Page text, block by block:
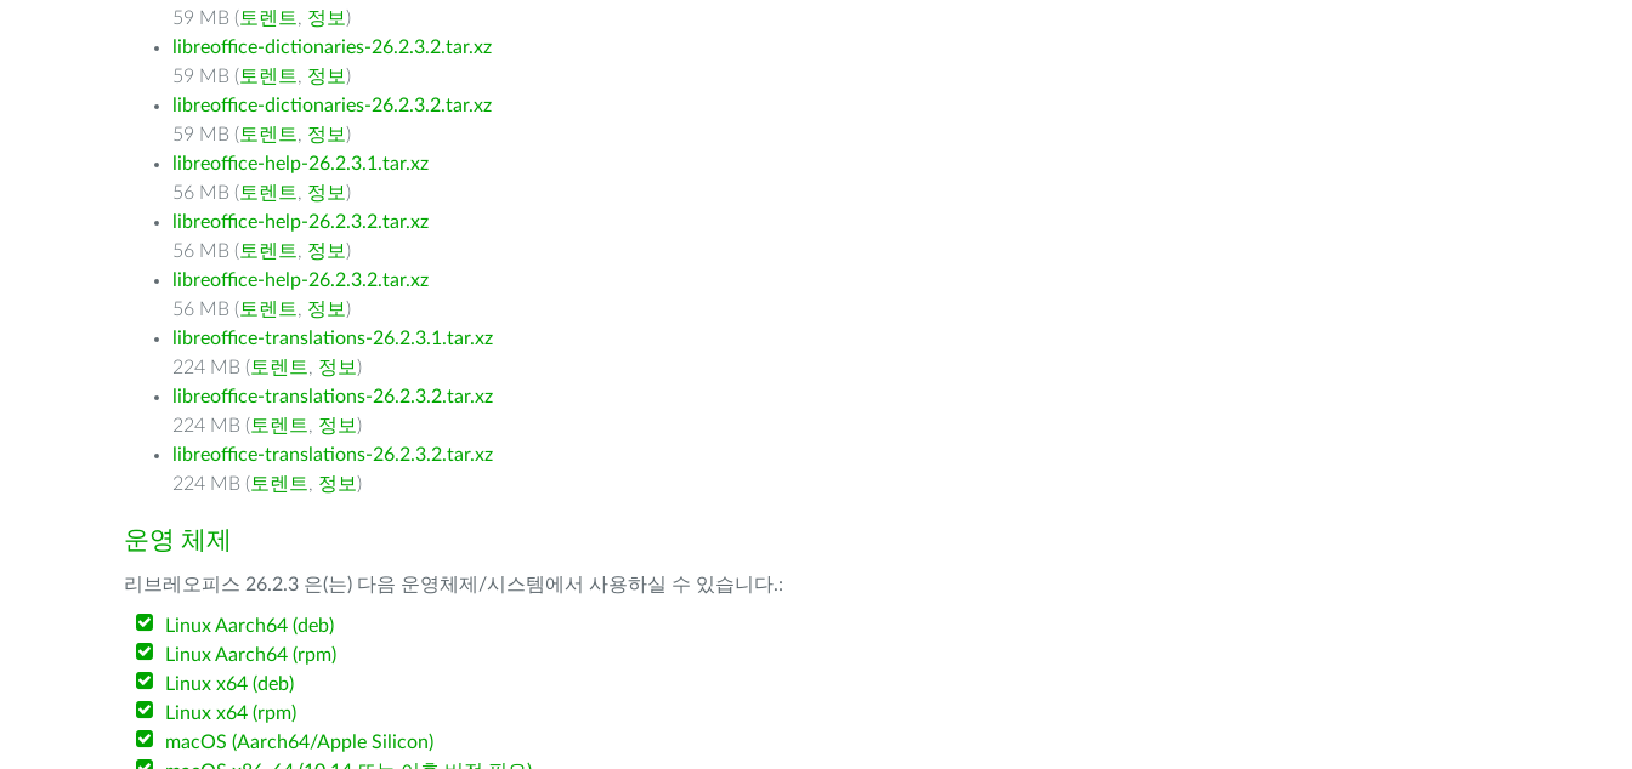
59 MB ( 토렌트, 정보 )
libreoffice-dictionaries-26.2.3.2.tar.xz
59 MB ( 토렌트, 정보 )
libreoffice-dictionaries-26.2.3.2.tar.xz
59 MB ( 토렌트, 정보 )
libreoffice-help-26.2.3.1.tar.xz
56 MB ( 토렌트, 정보 )
libreoffice-help-26.2.3.2.tar.xz
56 MB ( 토렌트, 정보 )
libreoffice-help-26.2.3.2.tar.xz
56 MB ( 토렌트, 정보 )
libreoffice-translations-26.2.3.1.tar.xz
224 MB ( 토렌트, 정보 )
libreoffice-translations-26.2.3.2.tar.xz
224 MB ( 토렌트, 정보 )
libreoffice-translations-26.2.3.2.tar.xz
224 MB ( 토렌트, 정보 )
운영 체제
리브레오피스 26.2.3 은(는) 다음 운영체제/시스템에서 사용하실 수 있습니다.:
Linux Aarch64 (deb)
Linux Aarch64 (rpm)
Linux x64 (deb)
Linux x64 (rpm)
macOS (Aarch64/Apple Silicon)